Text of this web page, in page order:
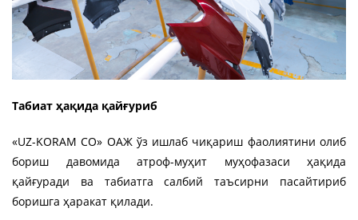
Табиат ҳақида қайғуриб
«UZ-KORAM CO» ОАЖ ўз ишлаб чиқариш фаолиятини олиб
бориш давомида атроф-муҳит муҳофазаси ҳақида
қайғуради ва табиатга салбий таъсирни пасайтириб
боришга ҳаракат қилади.